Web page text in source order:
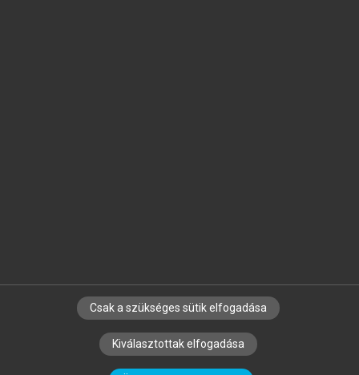
SZERZŐKNEK CÉGEKNEK KÖNYVTÁROSOKNAK
SZERKESZTÉSI ÉS LEKTORÁLÁSI ALAPELVEK
Csak a szükséges sütik elfogadása
Kiválasztottak elfogadása